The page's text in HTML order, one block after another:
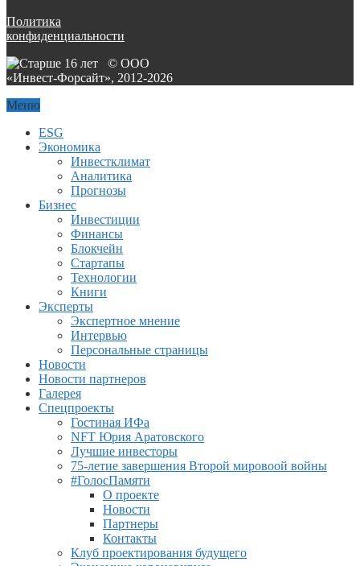
Политика
конфиденциальности
© ООО
«Инвест-Форсайт», 2012-2026
Меню
ESG
Экономика
Инвестклимат
Аналитика
Прогнозы
Бизнес
Инвестиции
Финансы
Блокчейн
Стартапы
Технологии
Книги
Эксперты
Экспертное мнение
Интервью
Персональные страницы
Новости
Новости партнеров
Галерея
Спецпроекты
Гостиная ИФа
NFT Юрия Аратовского
Лучшие инвесторы
75-летие завершения Второй мировоой войны
#ГолосПамяти
О проекте
Новости
Партнеры
Контакты
Клуб проектирования будущего